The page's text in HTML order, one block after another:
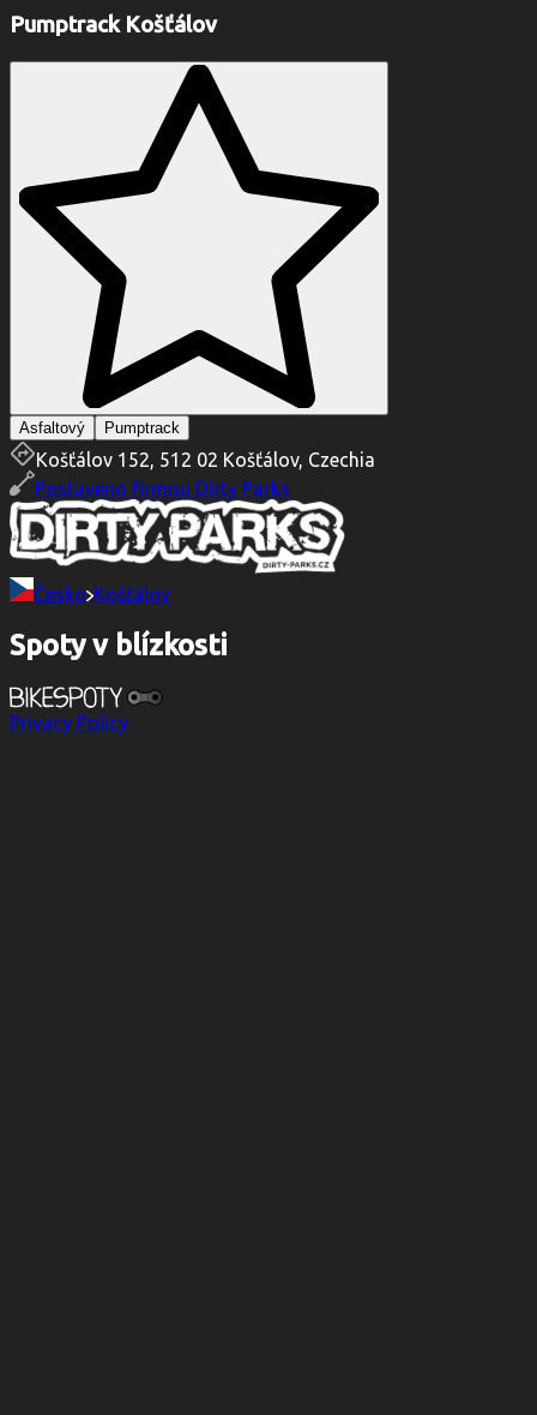
Pumptrack Košťálov
Asfaltový Pumptrack
Košťálov 152, 512 02 Košťálov, Czechia
Postaveno firmou Dirty Parks
Česko Košťálov
Spoty v blízkosti
Privacy Policy